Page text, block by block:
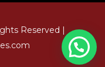
Reserved |